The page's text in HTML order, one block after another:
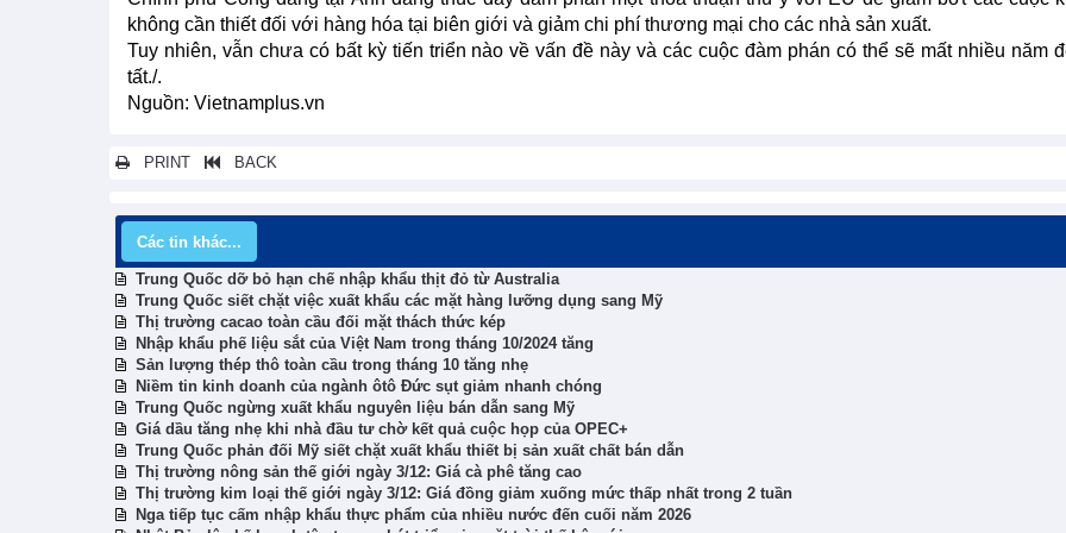
không cần thiết đối với hàng hóa tại biên giới và giảm chi phí thương mại cho các nhà sản xuất.
Tuy nhiên, vẫn chưa có bất kỳ tiến triển nào về vấn đề này và các cuộc đàm phán có thể sẽ mất nhiều năm
tất./.
Nguồn: Vietnamplus.vn
PRINT BACK
Các tin khác...
Trung Quốc dỡ bỏ hạn chế nhập khẩu thịt đỏ từ Australia
Trung Quốc siết chặt việc xuất khẩu các mặt hàng lưỡng dụng sang Mỹ
Thị trường cacao toàn cầu đối mặt thách thức kép
Nhập khẩu phế liệu sắt của Việt Nam trong tháng 10/2024 tăng
Sản lượng thép thô toàn cầu trong tháng 10 tăng nhẹ
Niềm tin kinh doanh của ngành ôtô Đức sụt giảm nhanh chóng
Trung Quốc ngừng xuất khẩu nguyên liệu bán dẫn sang Mỹ
Giá dầu tăng nhẹ khi nhà đầu tư chờ kết quả cuộc họp của OPEC+
Trung Quốc phản đối Mỹ siết chặt xuất khẩu thiết bị sản xuất chất bán dẫn
Thị trường nông sản thế giới ngày 3/12: Giá cà phê tăng cao
Thị trường kim loại thế giới ngày 3/12: Giá đồng giảm xuống mức thấp nhất trong 2 tuần
Nga tiếp tục cấm nhập khẩu thực phẩm của nhiều nước đến cuối năm 2026